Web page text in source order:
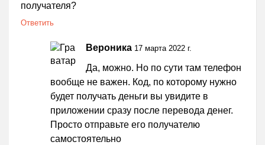
получателя?
Ответить
Вероника 17 марта 2022 г.
Да, можно. Но по сути там телефон
вообще не важен. Код, по которому нужно
будет получать деньги вы увидите в
приложении сразу после перевода денег.
Просто отправьте его получателю
самостоятельно